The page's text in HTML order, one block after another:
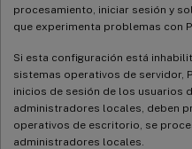
procesamiento, iniciar sesión y
que experimenta problemas con
Si esta configuración está
sistemas operativos de servidor,
inicios de sesión de los usuarios
administradores locales, deben
operativos de escritorio, se
administradores locales.